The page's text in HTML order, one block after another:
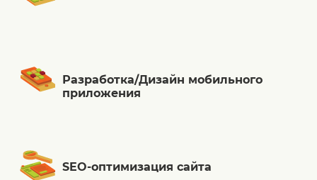
Разработка/Дизайн мобильного
приложения
SEO-оптимизация сайта